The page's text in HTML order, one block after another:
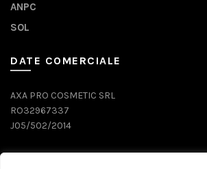
ANPC
SOL
DATE COMERCIALE
AXA PRO COSMETIC SRL
RO32967337
J05/502/2014